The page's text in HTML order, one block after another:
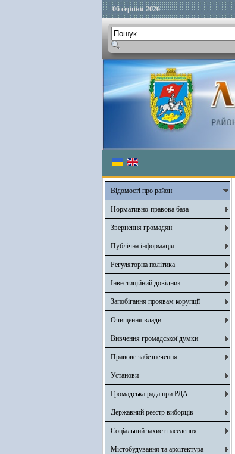
06 серпня 2026
Відомості про район
Нормативно-правова база
Звернення громадян
Публічна інформація
Регуляторна політика
Інвестиційний довідник
Запобігання проявам корупції
Очищення влади
Вивчення громадської думки
Правове забезпечення
Установи
Громадська рада при РДА
Державний реєстр виборців
Соціальний захист населення
Містобудування та архітектура